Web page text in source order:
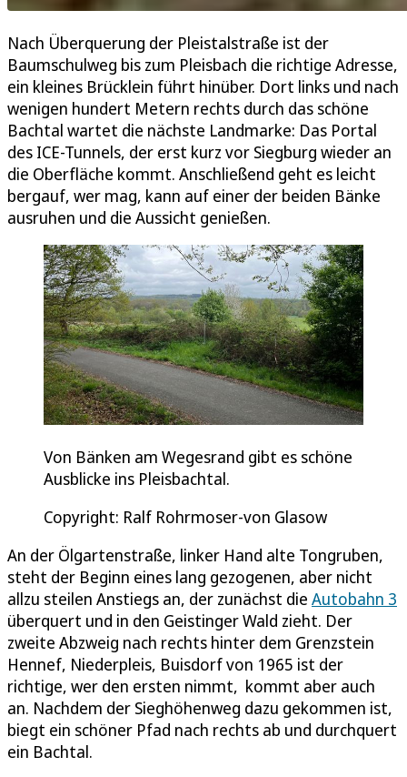
Nach Überquerung der Pleistalstraße ist der
Baumschulweg bis zum Pleisbach die richtige Adresse,
ein kleines Brücklein führt hinüber. Dort links und nach
wenigen hundert Metern rechts durch das schöne
Bachtal wartet die nächste Landmarke: Das Portal
des ICE-Tunnels, der erst kurz vor Siegburg wieder an
die Oberfläche kommt. Anschließend geht es leicht
bergauf, wer mag, kann auf einer der beiden Bänke
ausruhen und die Aussicht genießen.
Von Bänken am Wegesrand gibt es schöne
Ausblicke ins Pleisbachtal.
Copyright: Ralf Rohrmoser-von Glasow
An der Ölgartenstraße, linker Hand alte Tongruben,
steht der Beginn eines lang gezogenen, aber nicht
allzu steilen Anstiegs an, der zunächst die Autobahn 3
überquert und in den Geistinger Wald zieht. Der
zweite Abzweig nach rechts hinter dem Grenzstein
Hennef, Niederpleis, Buisdorf von 1965 ist der
richtige, wer den ersten nimmt, kommt aber auch
an. Nachdem der Sieghöhenweg dazu gekommen ist,
biegt ein schöner Pfad nach rechts ab und durchquert
ein Bachtal.